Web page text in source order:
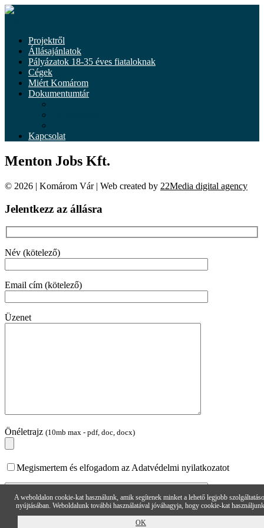
Tovább
Projektről
Állásajánlatok
Pályázatok 18-35 éves fiataloknak
Cégek
Miért Komárom
Dokumentumtár
Kapcsolat
Menton Jobs Kft.
© 2026 | Komárom Vár | Web created by 22Media digital agency
Jelentkezz az állásra
Név (kötelező)
Email cím (kötelező)
Üzenet
Önéletrajz (10mb max - pdf, doc, docx)
Megismertem és elfogadom az Adatvédelmi nyilatkozatot
A weboldalon cookie-kat használunk, amik segítenek minket a lehető legjobb
nyújtásában. Weboldalunk további használatával jóváhagyja, hogy cookie-kat
OK